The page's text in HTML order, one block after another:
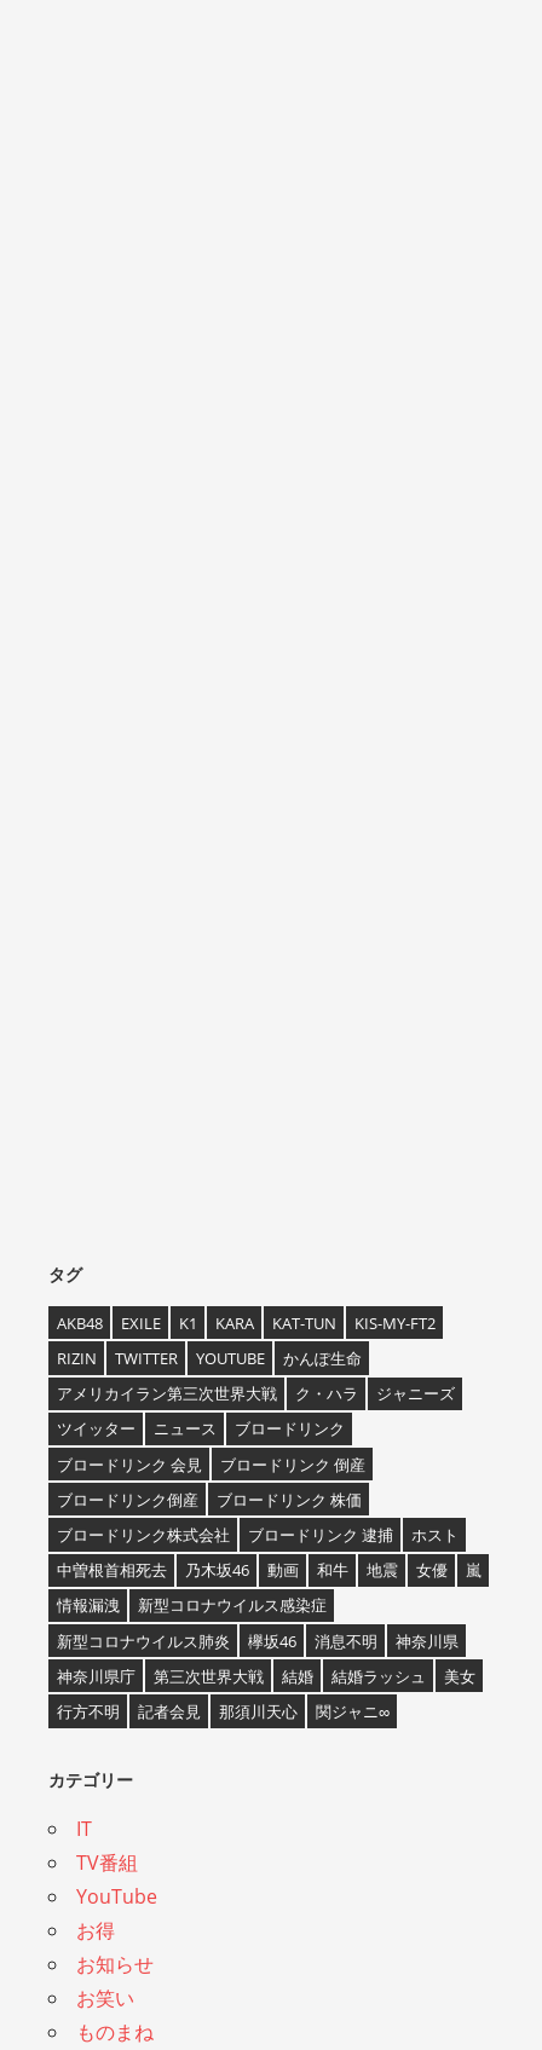
タグ
AKB48 EXILE K1 KARA KAT-TUN
KIS-MY-FT2
RIZIN
TWITTER YOUTUBE
かんぽ生命
アメリカイラン第三次世界大戦
ク・ハラ
ジャニーズ
ツイッター
ニュース
ブロードリンク
ブロードリンク 会見
ブロードリンク 倒産
ブロードリンク倒産
ブロードリンク 株価
ブロードリンク株式会社
ブロードリンク 逮捕
ホスト
中曽根首相死去
乃木坂46 動画 和牛 地震 女優
嵐
情報漏洩
新型コロナウイルス感染症
新型コロナウイルス肺炎
欅坂46 消息不明
神奈川県
神奈川県庁
第三次世界大戦 結婚 結婚ラッシュ
美女
行方不明
記者会見 那須川天心 関ジャニ∞
カテゴリー
IT
TV番組
YouTube
お得
お知らせ
お笑い
ものまね